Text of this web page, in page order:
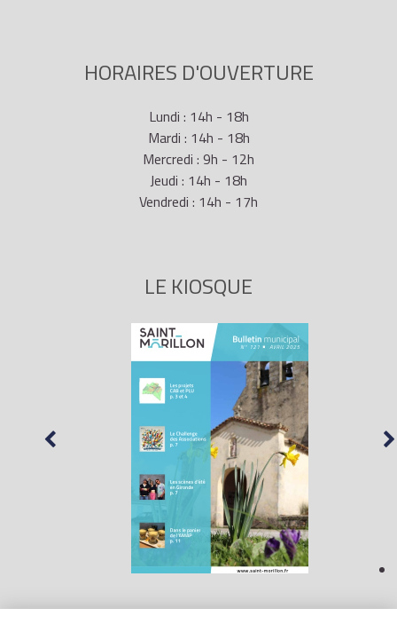
HORAIRES D'OUVERTURE
Lundi : 14h - 18h
Mardi : 14h - 18h
Mercredi : 9h - 12h
Jeudi : 14h - 18h
Vendredi : 14h - 17h
LE KIOSQUE